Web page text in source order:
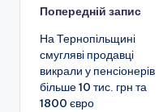
Навігація
по
запису
Попередній запис
На Тернопільщині
смугляві продавці
викрали у пенсіонерів
більше 10 тис. грн та
1800 євро